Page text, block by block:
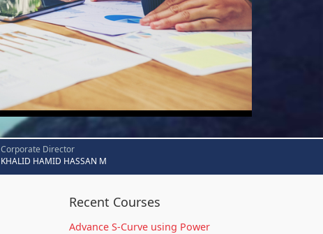
Corporate Director
KHALID HAMID HASSAN M
Recent Courses
Advance S-Curve using Power